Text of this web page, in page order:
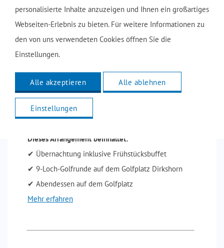
Golf Arrangement
Dieses Arrangement beinhaltet:
✔ Übernachtung inklusive Frühstücksbuffet
✔ 9-Loch-Golfrunde auf dem Golfplatz Dirkshorn
✔ Abendessen auf dem Golfplatz
Mehr erfahren
personalisierte Inhalte anzuzeigen und Ihnen ein großartiges
Webseiten-Erlebnis zu bieten. Für weitere Informationen zu
den von uns verwendeten Cookies öffnen Sie die
Einstellungen.
Alle akzeptieren Alle ablehnen
Einstellungen